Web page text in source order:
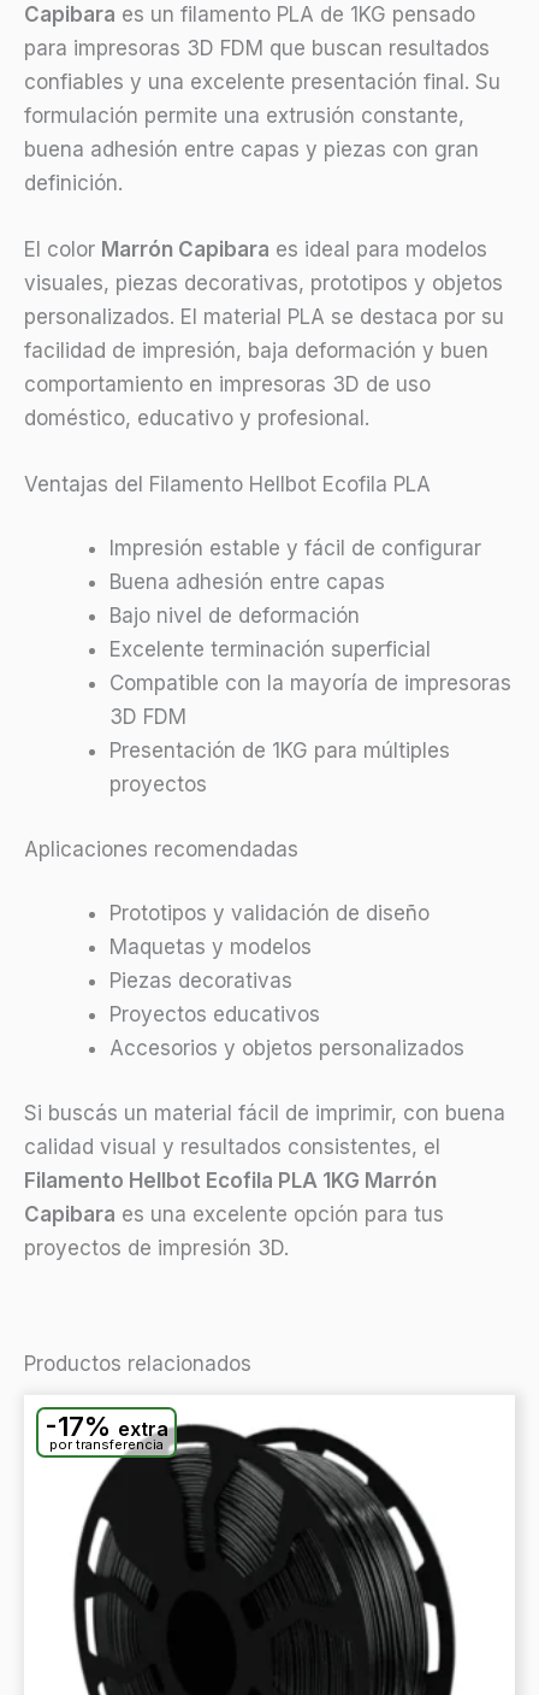
Capibara es un filamento PLA de 1KG pensado
para impresoras 3D FDM que buscan resultados
confiables y una excelente presentación final. Su
formulación permite una extrusión constante,
buena adhesión entre capas y piezas con gran
definición.
El color Marrón Capibara es ideal para modelos
visuales, piezas decorativas, prototipos y objetos
personalizados. El material PLA se destaca por su
facilidad de impresión, baja deformación y buen
comportamiento en impresoras 3D de uso
doméstico, educativo y profesional.
Ventajas del Filamento Hellbot Ecofila PLA
Impresión estable y fácil de configurar
Buena adhesión entre capas
Bajo nivel de deformación
Excelente terminación superficial
Compatible con la mayoría de impresoras
3D FDM
Presentación de 1KG para múltiples
proyectos
Aplicaciones recomendadas
Prototipos y validación de diseño
Maquetas y modelos
Piezas decorativas
Proyectos educativos
Accesorios y objetos personalizados
Si buscás un material fácil de imprimir, con buena
calidad visual y resultados consistentes, el
Filamento Hellbot Ecofila PLA 1KG Marrón
Capibara es una excelente opción para tus
proyectos de impresión 3D.
Productos relacionados
-17% extra
por transferencia